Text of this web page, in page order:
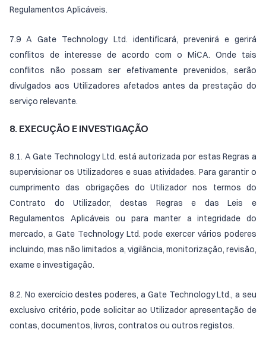
Regulamentos Aplicáveis.
7.9 A Gate Technology Ltd. identificará, prevenirá e gerirá
conflitos de interesse de acordo com o MiCA. Onde tais
conflitos não possam ser efetivamente prevenidos, serão
divulgados aos Utilizadores afetados antes da prestação do
serviço relevante.
8. EXECUÇÃO E INVESTIGAÇÃO
8.1. A Gate Technology Ltd. está autorizada por estas Regras a
supervisionar os Utilizadores e suas atividades. Para garantir o
cumprimento das obrigações do Utilizador nos termos do
Contrato do Utilizador, destas Regras e das Leis e
Regulamentos Aplicáveis ou para manter a integridade do
mercado, a Gate Technology Ltd. pode exercer vários poderes
incluindo, mas não limitados a, vigilância, monitorização, revisão,
exame e investigação.
8.2. No exercício destes poderes, a Gate Technology Ltd., a seu
exclusivo critério, pode solicitar ao Utilizador apresentação de
contas, documentos, livros, contratos ou outros registos.